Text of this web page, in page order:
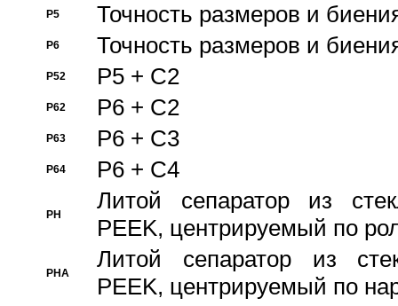
P5 Точность размеров и
P6 Точность размеров и
P52 P5 + C2
P62 P6 + C2
P63 P6 + C3
P64 P6 + C4
PH
Литой сепаратор из
PEEK, центрируемый по
PHA
Литой сепаратор из
PEEK, центрируемый по